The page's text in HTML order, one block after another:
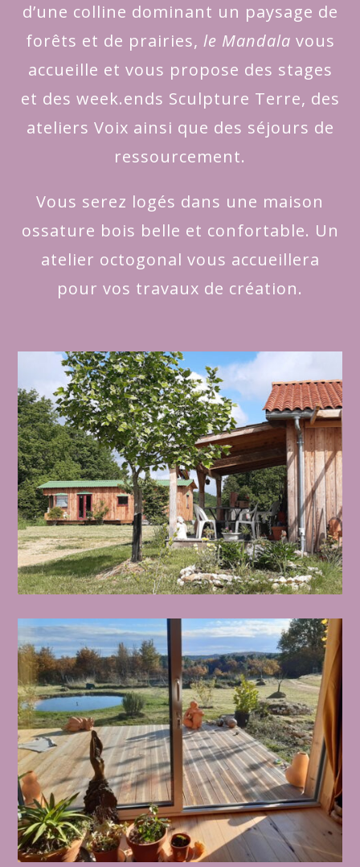
d’une colline dominant un paysage de
forêts et de prairies, le Mandala vous
accueille et vous propose des stages
et des week.ends Sculpture Terre, des
ateliers Voix ainsi que des séjours de
ressourcement.
Vous serez logés dans une maison
ossature bois belle et confortable. Un
atelier octogonal vous accueillera
pour vos travaux de création.